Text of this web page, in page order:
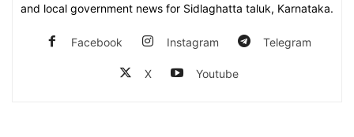
and local government news for Sidlaghatta taluk, Karnataka.
Facebook Instagram Telegram
X Youtube